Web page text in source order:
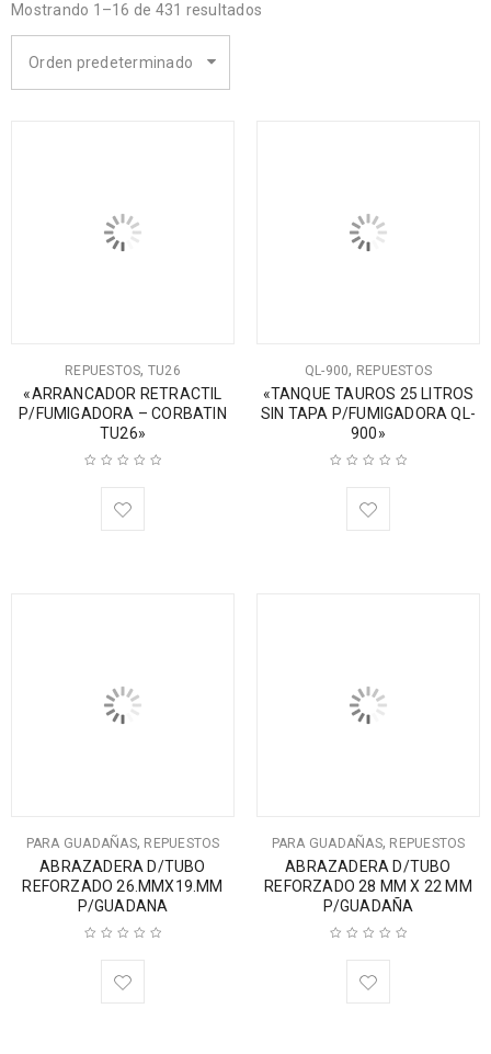
Mostrando 1–16 de 431 resultados
Orden predeterminado
REPUESTOS, TU26
«ARRANCADOR RETRACTIL
P/FUMIGADORA – CORBATIN
TU26»
QL-900, REPUESTOS
«TANQUE TAUROS 25 LITROS
SIN TAPA P/FUMIGADORA QL-
900»
PARA GUADAÑAS, REPUESTOS
ABRAZADERA D/TUBO
REFORZADO 26.MMX19.MM
P/GUADANA
PARA GUADAÑAS, REPUESTOS
ABRAZADERA D/TUBO
REFORZADO 28 MM X 22 MM
P/GUADAÑA